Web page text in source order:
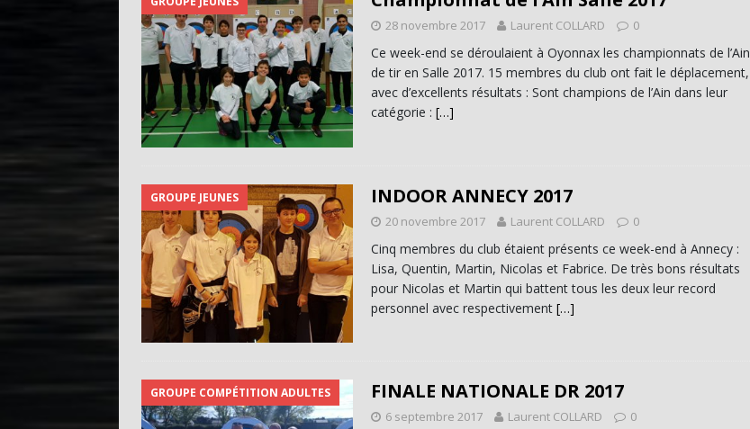
28 novembre 2017 Laurent COLLARD 0
Ce week-end se déroulaient à Oyonnax les championnats de l’Ain
de tir en Salle 2017. 15 membres du club ont fait le déplacement,
avec d’excellents résultats : Sont champions de l’Ain dans leur
catégorie : […]
GROUPE JEUNES INDOOR ANNECY 2017
20 novembre 2017 Laurent COLLARD 0
Cinq membres du club étaient présents ce week-end à Annecy :
Lisa, Quentin, Martin, Nicolas et Fabrice. De très bons résultats
pour Nicolas et Martin qui battent tous les deux leur record
personnel avec respectivement […]
GROUPE COMPÉTITION ADULTES FINALE NATIONALE DR 2017
6 septembre 2017 Laurent COLLARD 0